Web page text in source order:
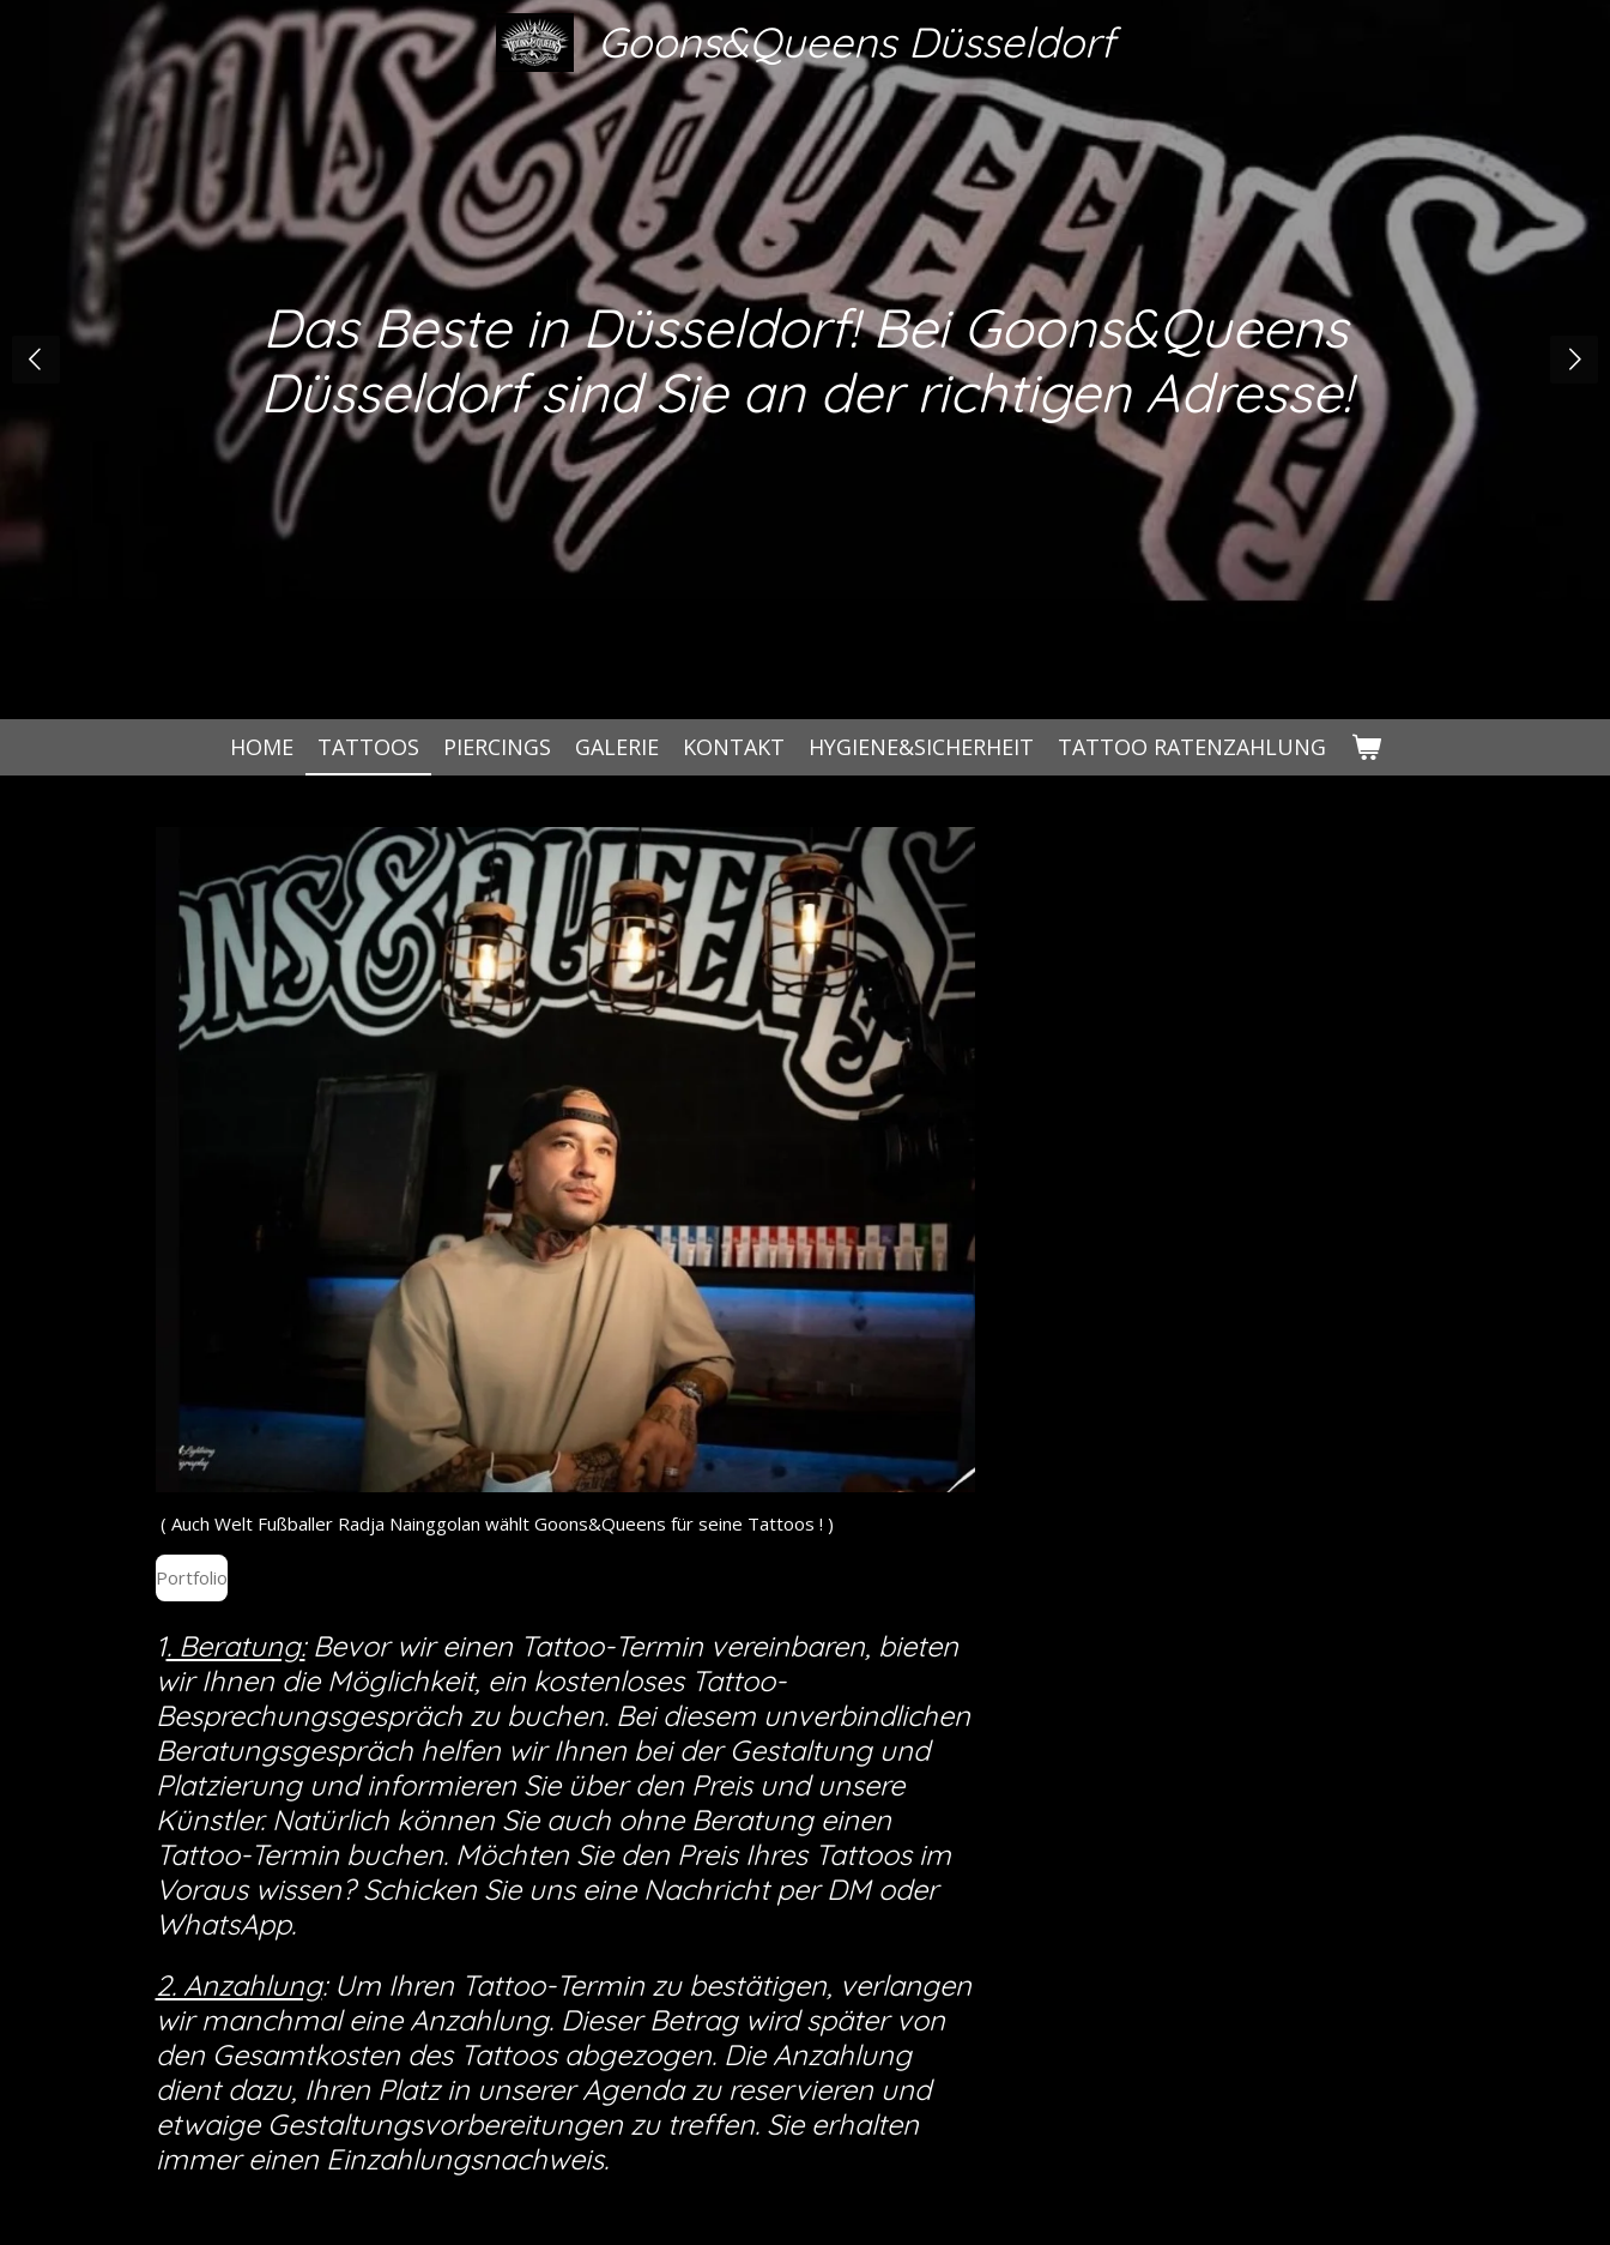
Goons&Queens Düsseldorf
Das Beste in Düsseldorf! Bei Goons&Queens
Düsseldorf sind Sie an der richtigen Adresse!
HOME TATTOOS PIERCINGS GALERIE KONTAKT HYGIENE&SICHERHEIT TATTOO RATENZAHLUNG
( Auch Welt FußballerRadja Nainggolan wählt Goons&Queens für seine Tattoos ! )
Portfolio
1. Beratung:Bevor wir einen Tattoo-Termin vereinbaren, bieten
wir Ihnen die Möglichkeit, ein kostenloses Tattoo-
Besprechungsgespräch zu buchen. Bei diesem unverbindlichen
Beratungsgespräch helfen wir Ihnen bei der Gestaltung und
Platzierung und informieren Sie über den Preis und unsere
Künstler. Natürlich können Sie auch ohne Beratung einen
Tattoo-Termin buchen. Möchten Sie den Preis Ihres Tattoos im
Voraus wissen? Schicken Sie uns eine Nachricht per DM oder
WhatsApp.
2. Anzahlung: Um Ihren Tattoo-Termin zu bestätigen, verlangen
wir manchmal eine Anzahlung. Dieser Betrag wird später von
den Gesamtkosten des Tattoos abgezogen. Die Anzahlung
dient dazu, Ihren Platz in unserer Agenda zu reservieren und
etwaige Gestaltungsvorbereitungen zu treffen. Sie erhalten
immer einen Einzahlungsnachweis.